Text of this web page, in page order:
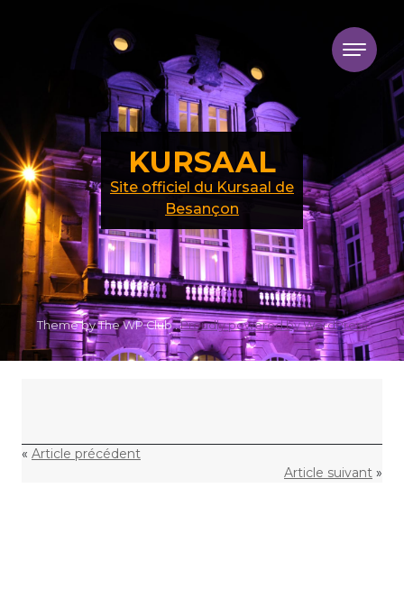
« Article précédent
Article suivant »
KURSAAL
Site officiel du Kursaal de
Besançon
Theme by The WP Club .Proudly powered by WordPress